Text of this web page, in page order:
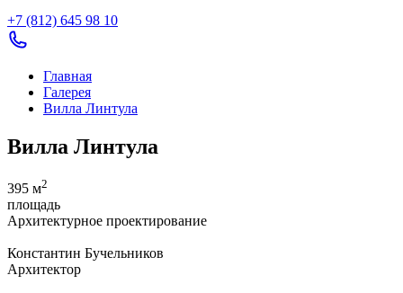
+7 (812) 645 98 10
Главная
Галерея
Вилла Линтула
Вилла Линтула
395 м2
площадь
Архитектурное проектирование
Константин Бучельников
Архитектор